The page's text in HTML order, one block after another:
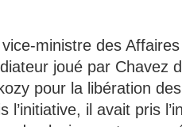
ministre des
joué par Chavez
pour la libération
l’initiative, il avait pris